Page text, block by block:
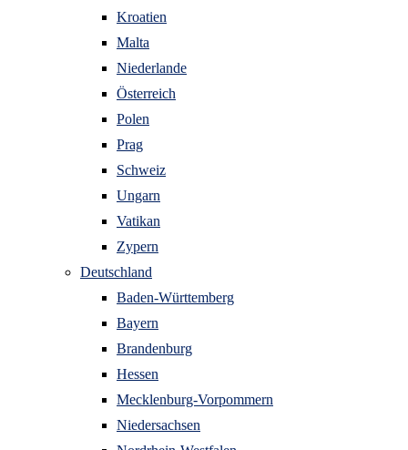
Kroatien
Malta
Niederlande
Österreich
Polen
Prag
Schweiz
Ungarn
Vatikan
Zypern
Deutschland
Baden-Württemberg
Bayern
Brandenburg
Hessen
Mecklenburg-Vorpommern
Niedersachsen